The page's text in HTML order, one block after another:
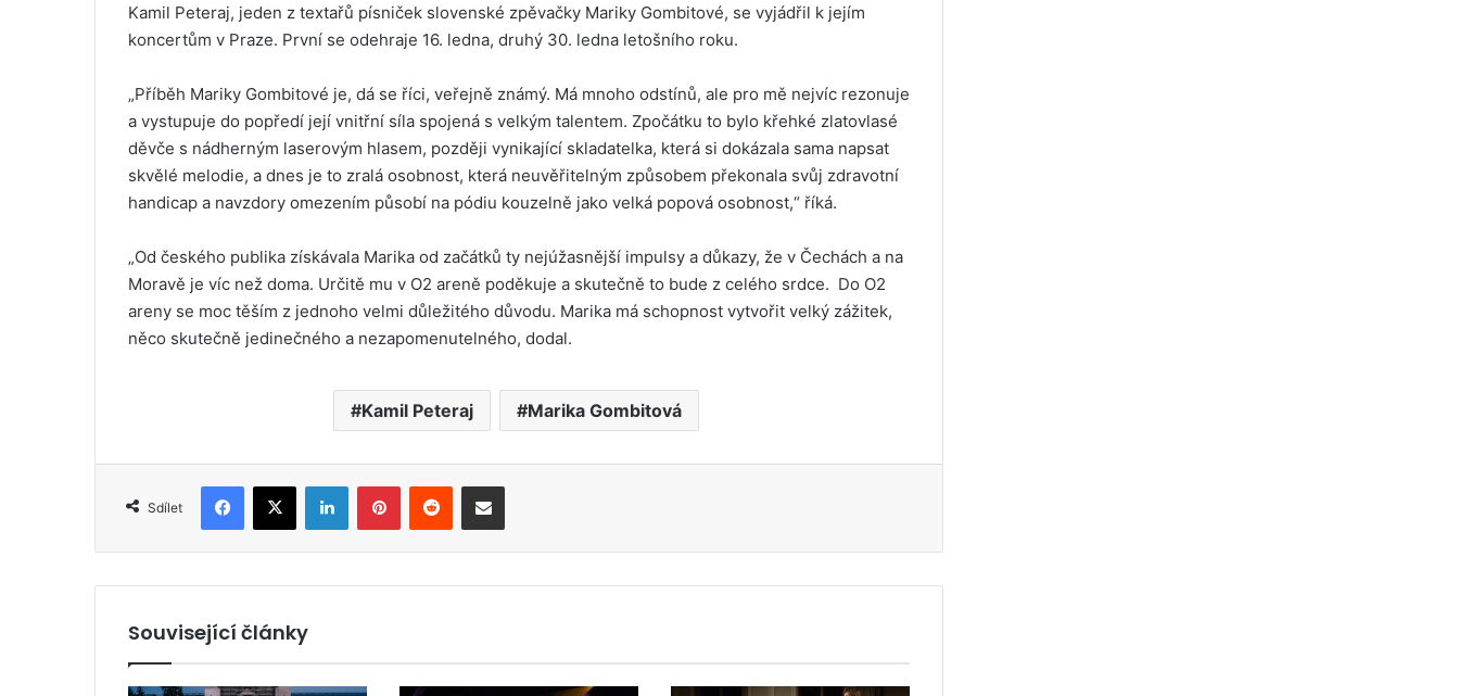
Kamil Peteraj, jeden z textařů písniček slovenské zpěvačky Mariky Gombitové, se vyjádřil k jejím
koncertům v Praze. První se odehraje 16. ledna, druhý 30. ledna letošního roku.
„Příběh Mariky Gombitové je, dá se říci, veřejně známý. Má mnoho odstínů, ale pro mě nejvíc rezonuje
a vystupuje do popředí její vnitřní síla spojená s velkým talentem. Zpočátku to bylo křehké zlatovlasé
děvče s nádherným laserovým hlasem, později vynikající skladatelka, která si dokázala sama napsat
skvělé melodie, a dnes je to zralá osobnost, která neuvěřitelným způsobem překonala svůj zdravotní
handicap a navzdory omezením působí na pódiu kouzelně jako velká popová osobnost,“ říká.
„Od českého publika získávala Marika od začátků ty nejúžasnější impulsy a důkazy, že v Čechách a na
Moravě je víc než doma. Určitě mu v O2 areně poděkuje a skutečně to bude z celého srdce. Do O2
areny se moc těším z jednoho velmi důležitého důvodu. Marika má schopnost vytvořit velký zážitek,
něco skutečně jedinečného a nezapomenutelného, dodal.
Kamil Peteraj Marika Gombitová
Sdílet
Související články